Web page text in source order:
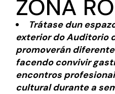
ZONA
Trátase dun
exterior do Auditorio
promoverán
facendo convivir
encontros
cultural durante a